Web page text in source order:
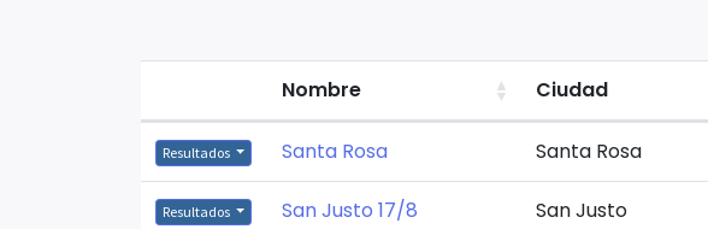
Nombre Ciudad
Resultados Santa Rosa Santa Rosa
Resultados San Justo 17/8 San Justo